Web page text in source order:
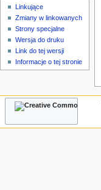
Linkujące
Zmiany w linkowanych
Strony specjalne
Wersja do druku
Link do tej wersji
Informacje o tej stronie